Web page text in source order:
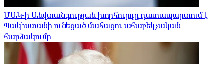
ՄԱԿ-ի Անվտանգության խորհուրդը դատապարտում է
Պակիստանի ունեցած մահացու ահաբեկչական
հարձակումը